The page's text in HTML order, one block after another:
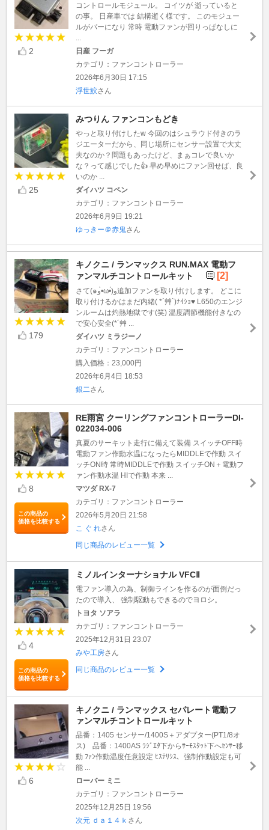
2
コントロールモジュール。 コイツが 逝っていると
の事。 日産車では 結構逝く様です。 このモジュー
ルがパーになり 常時 電動ファンが回りっぱなしに
日産 フーガ
カテゴリ：ファンコントローラー
2026年6月30日 17:15
浮世鮫さん
25
みつりん ファンコンもどき
やっと取り付けしたw 今回のはシュラウド付きのラ
ジエーターだから、同じ場所にセンサー設置で大丈
夫なのか？問題もあったけど、まぁコレで良いか
な？って感じでした👍 早め早めにファン回せば、良
いのか ...
ダイハツ コペン
カテゴリ：ファンコントローラー
2026年6月9日 19:21
ゆっきー＠赤鬼さん
179
キノクニ / ランマックス RUN.MAX 電動フ
ァンマルチコントロールキット
[2]
さて(๑و•̀ω•́)و追加ファンを取り付けします。 どこに
取り付けるかはまだ内緒( *´艸`)ﾅｲｼｮ♥︎ L650のエンジ
ンルームは灼熱地獄です(笑) 温度調節機能付きなの
で安心安全(*´艸 ...
ダイハツ ミラジーノ
カテゴリ：ファンコントローラー
購入価格：23,000円
2026年6月4日 18:53
銀二 さん
8
この商品の
価格を比較する
RE雨宮 クーリングファンコントローラーDI-
022034-006
真夏のサーキット走行に備えて装備 スイッチOFF時
電動ファン作動水温になったらMIDDLEで作動 スイ
ッチON時 常時MIDDLEで作動 スイッチON＋電動フ
ァン作動水温 HIで作動 本来 ...
マツダ RX-7
カテゴリ：ファンコントローラー
2026年5月20日 21:58
こ ぐ れさん
同じ商品のレビュー一覧
4
この商品の
価格を比較する
ミノルインターナショナル VFCⅡ
電ファン導入の為、制御ラインを作るのが面倒だっ
たので導入、 強制駆動もできるのでヨロシ。
トヨタ ソアラ
カテゴリ：ファンコントローラー
2025年12月31日 23:07
みや工房さん
同じ商品のレビュー一覧
6
キノクニ / ランマックス セパレート電動フ
ァンマルチコントロールキット
品番：1405 センサー/1400S＋アダプター(PT1/8オ
ス) 品番：1400AS ﾗｼﾞｴﾀ下からｻｰﾓｽﾀｯﾄ下へｾﾝｻｰ移
動 ﾌｧﾝ作動温度任意設定 ﾋｽﾃﾘｼｽ、強制作動設定も可
能 ...
ローバー ミニ
カテゴリ：ファンコントローラー
2025年12月25日 19:56
次元 ｄａ１４ｋ さん